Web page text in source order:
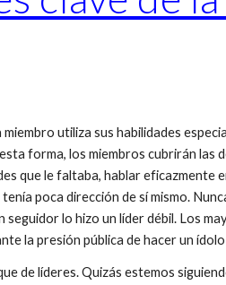
utiliza sus habilidades
forma, los miembros cubrirán las
que le faltaba, hablar eficazmente
poca dirección de sí mismo.
lo hizo un líder débil. Los
la presión pública de hacer un
de líderes. Quizás estemos